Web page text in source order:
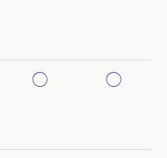
◯ ◯